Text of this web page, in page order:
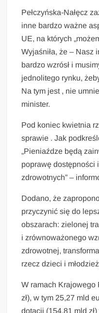
Pełczyńska-Nałęcz
inne bardzo ważne
UE, na których
Wyjaśniła, że – Nasz
bardzo wzrósł i
jednolitego rynku,
Na tym jest , nie
minister.
Pod koniec kwietnia
sprawie . Jak
„Pieniaźdze będą
poprawę dostępności
zdrowotnych” –
Dodano, że
przyczynić się do
obszarach: zielonej
i zrównoważonego
zdrowotnej,
rzecz dzieci i
W ramach Krajowego
zł), w tym 25,27 mld
dotacji (154,81 mld